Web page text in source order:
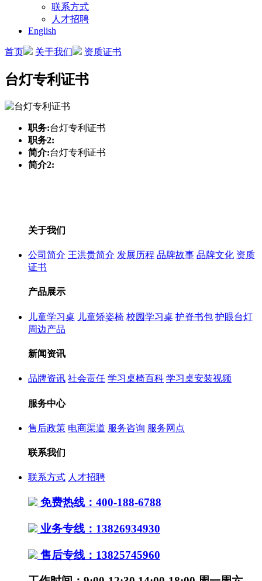
联系方式
人才招聘
English
首页 关于我们 资质证书
台灯专利证书
职务:台灯专利证书
职务2:
简介:台灯专利证书
简介2:
关于我们
公司简介 王洪贵简介 发展历程 品牌故事 品牌文化 资质
证书
产品展示
儿童学习桌 儿童矫姿椅 校园学习桌 护脊书包 护眼台灯
周边产品
新闻资讯
品牌资讯 社会责任 学习桌椅百科 学习桌安装视频
服务中心
售后政策 电商渠道 服务咨询 服务网点
联系我们
联系方式 人才招聘
免费热线：400-188-6788
业务专线：13826934930
售后专线：13825745960